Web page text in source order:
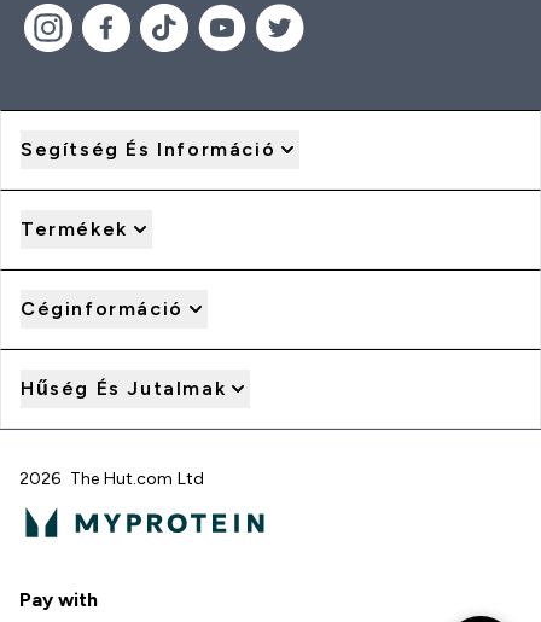
Segítség És Információ
Termékek
Céginformáció
Hűség És Jutalmak
2026 The Hut.com Ltd
Pay with